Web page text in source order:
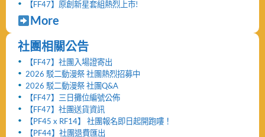
【FF47】原創新星套組熱烈上市!
More
社團相關公告
【FF47】社團入場證寄出
2026 駁二動漫祭 社團熱烈招募中
2026 駁二動漫祭 社團Q&A
【FF47】三日攤位編號公佈
【FF47】社團送貨資訊
【PF45 x RF14】 社團報名即日起開跑嘍！
【PF44】社團退費匯出